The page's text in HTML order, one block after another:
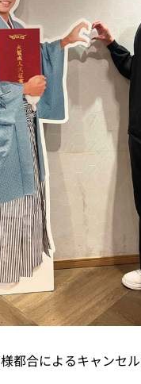
都合によるキャンセ